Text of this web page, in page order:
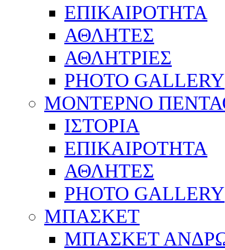
ΕΠΙΚΑΙΡΟΤΗΤΑ
ΑΘΛΗΤΕΣ
ΑΘΛΗΤΡΙΕΣ
PHOTO GALLERY
ΜΟΝΤΕΡΝΟ
ΙΣΤΟΡΙΑ
ΕΠΙΚΑΙΡΟΤΗΤΑ
ΑΘΛΗΤΕΣ
PHOTO GALLERY
ΜΠΑΣΚΕΤ
ΜΠΑΣΚΕΤ